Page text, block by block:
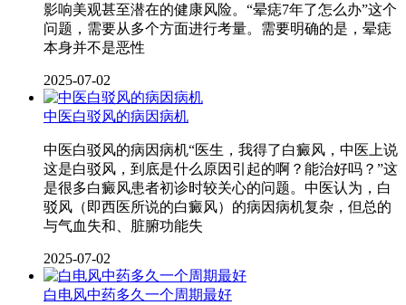
影响美观甚至潜在的健康风险。“晕痣7年了怎么办”这个
问题，需要从多个方面进行考量。需要明确的是，晕痣
本身并不是恶性
2025-07-02
中医白驳风的病因病机
中医白驳风的病因病机“医生，我得了白癜风，中医上说
这是白驳风，到底是什么原因引起的啊？能治好吗？”这
是很多白癜风患者初诊时较关心的问题。中医认为，白
驳风（即西医所说的白癜风）的病因病机复杂，但总的
与气血失和、脏腑功能失
2025-07-02
白电风中药多久一个周期最好